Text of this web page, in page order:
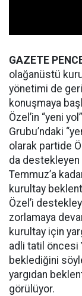
GAZETE
olağanüstü
yönetimi de
konuşmaya
Özel’in “yeni
Grubu’ndaki
olarak partide
da destekleyen
Temmuz’a
kurultay
Özel’i
zorlamaya
kurultay için
adli tatil öncesi
beklediğini
yargıdan
görülüyor.